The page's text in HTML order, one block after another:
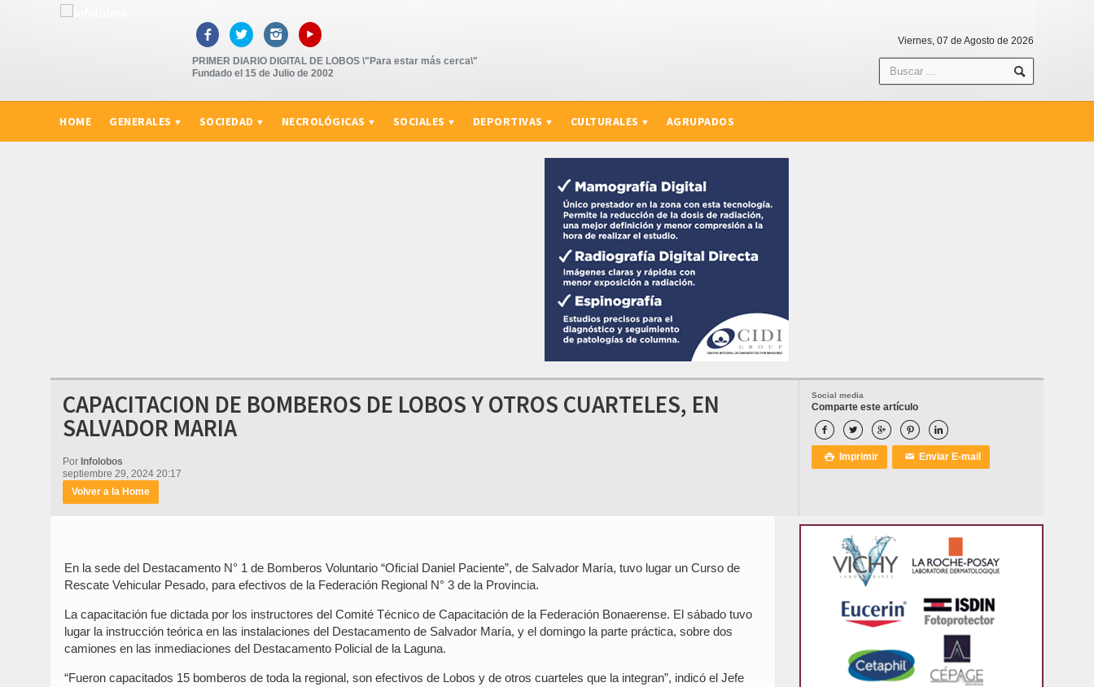
   ▸
PRIMER DIARIO DIGITAL DE LOBOS \"Para estar más cerca\"
Fundado el 15 de Julio de 2002
Viernes, 07 de Agosto de 2026
HOME GENERALES SOCIEDAD NECROLÓGICAS SOCIALES DEPORTIVAS CULTURALES AGRUPADOS
Social media
Comparte este artículo
    
 Imprimir ✉ Enviar E-mail
CAPACITACION DE BOMBEROS DE LOBOS Y OTROS CUARTELES, EN
SALVADOR MARIA
Por Infolobos
septiembre 29, 2024 20:17
Volver a la Home
En la sede del Destacamento N° 1 de Bomberos Voluntario “Oficial Daniel Paciente”, de Salvador María, tuvo lugar un Curso de
Rescate Vehicular Pesado, para efectivos de la Federación Regional N° 3 de la Provincia.
La capacitación fue dictada por los instructores del Comité Técnico de Capacitación de la Federación Bonaerense. El sábado tuvo
lugar la instrucción teórica en las instalaciones del Destacamento de Salvador María, y el domingo la parte práctica, sobre dos
camiones en las inmediaciones del Destacamento Policial de la Laguna.
“Fueron capacitados 15 bomberos de toda la regional, son efectivos de Lobos y de otros cuarteles que la integran”, indicó el Jefe